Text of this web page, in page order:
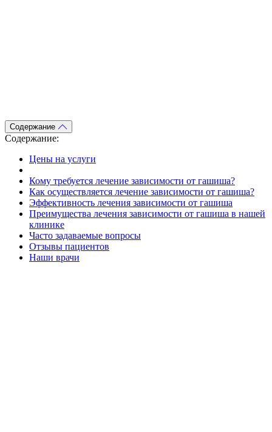
Содержание
Содержание:
Цены на услуги
Кому требуется лечение зависимости от гашиша?
Как осуществляется лечение зависимости от гашиша?
Эффективность лечения зависимости от гашиша
Преимущества лечения зависимости от гашиша в нашей
клинике
Часто задаваемые вопросы
Отзывы пациентов
Наши врачи
Входящая заявка